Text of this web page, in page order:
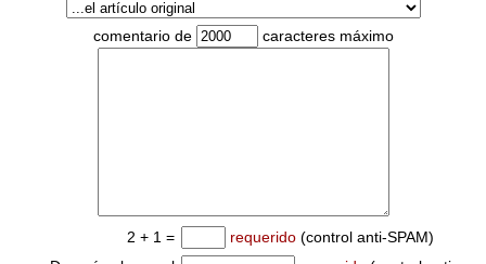
comentario de caracteres máximo
2 + 1 = requerido (control anti-SPAM)